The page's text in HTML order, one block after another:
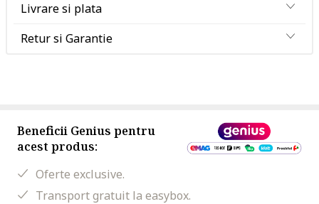
Livrare si plata
Retur si Garantie
Beneficii Genius pentru
acest produs:
Oferte exclusive.
Transport gratuit la easybox.